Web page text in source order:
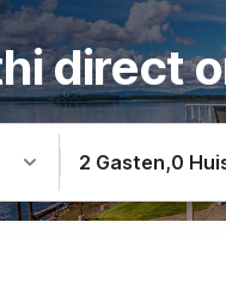
direct
2 Gasten,0